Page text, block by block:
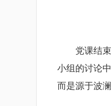
党课结
小组的讨论
而是源于波